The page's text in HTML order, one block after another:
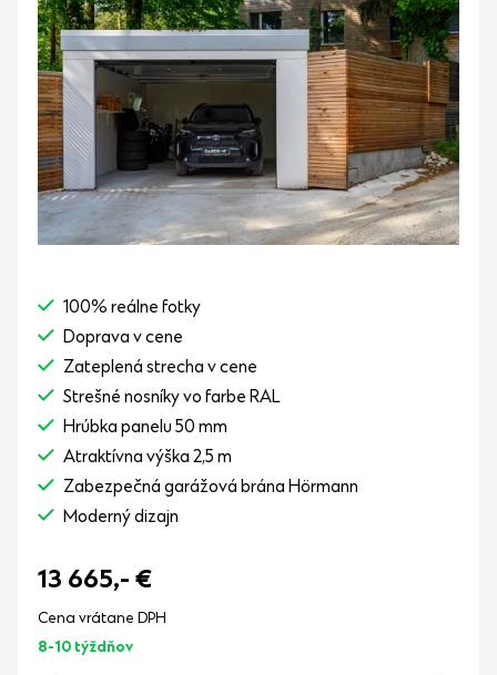
100% reálne fotky
Doprava v cene
Zateplená strecha v cene
Strešné nosníky vo farbe RAL
Hrúbka panelu 50 mm
Atraktívna výška 2,5 m
Zabezpečná garážová brána Hörmann
Moderný dizajn
13 665,- €
Cena vrátane DPH
8-10 týždňov